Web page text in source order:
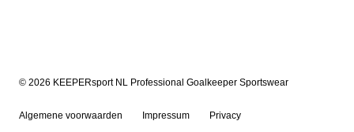
© 2026 KEEPERsport NL Professional Goalkeeper Sportswear
Algemene voorwaarden Impressum Privacy